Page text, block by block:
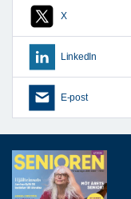
X
LinkedIn
E-post